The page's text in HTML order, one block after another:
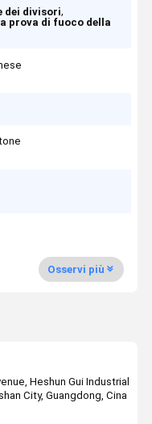
dei divisori,
prova di fuoco della
Osservi più
Heshun Gui Industrial
City, Guangdong, Cina